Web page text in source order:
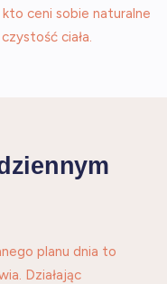
ceni sobie naturalne
ciała.
planu dnia to
Działając